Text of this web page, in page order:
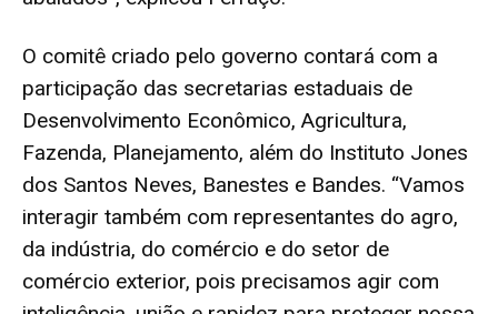
O comitê criado pelo governo contará com a
participação das secretarias estaduais de
Desenvolvimento Econômico, Agricultura,
Fazenda, Planejamento, além do Instituto Jones
dos Santos Neves, Banestes e Bandes. “Vamos
interagir também com representantes do agro,
da indústria, do comércio e do setor de
comércio exterior, pois precisamos agir com